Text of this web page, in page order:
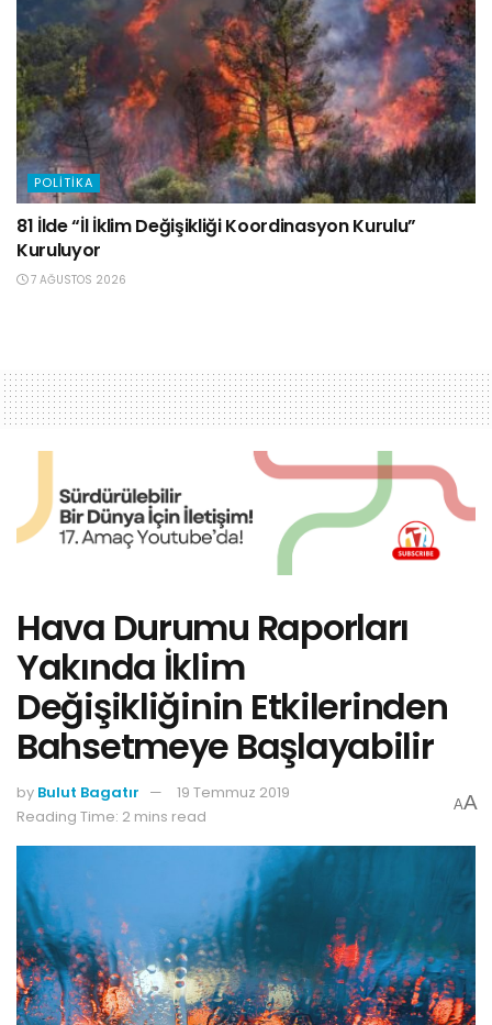
POLITIKA
81 İlde “İl İklim Değişikliği Koordinasyon Kurulu”
Kuruluyor
7 AĞUSTOS 2026
Hava Durumu Raporları
Yakında İklim
Değişikliğinin Etkilerinden
Bahsetmeye Başlayabilir
by Bulut Bagatır
19 Temmuz 2019
Reading Time: 2 mins read
AA